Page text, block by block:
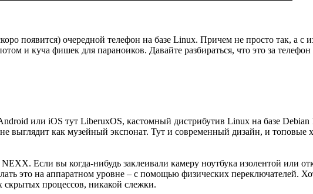
появится) очередной телефон на базе Linux. Причем не просто так, а
и куча фишек для параноиков. Давайте разбираться, что это за
или iOS тут LiberuxOS, кастомный дистрибутив Linux на базе
как музейный экспонат. Тут и современный дизайн, и топовые
Если вы когда-нибудь заклеивали камеру ноутбука изолентой или
это на аппаратном уровне – с помощью физических переключателей.
процессов, никакой слежки.